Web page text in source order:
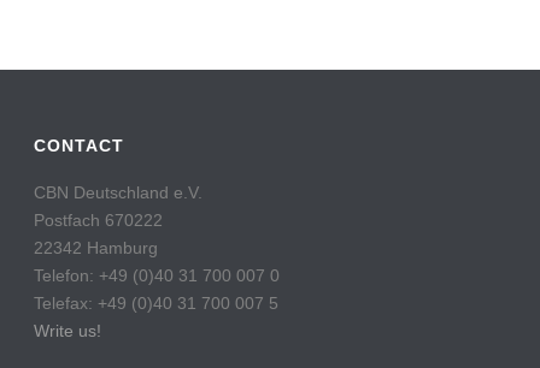
CONTACT
CBN Deutschland e.V.
Postfach 670222
22342 Hamburg
Telefon: +49 (0)40 31 700 007 0
Telefax: +49 (0)40 31 700 007 5
Write us!